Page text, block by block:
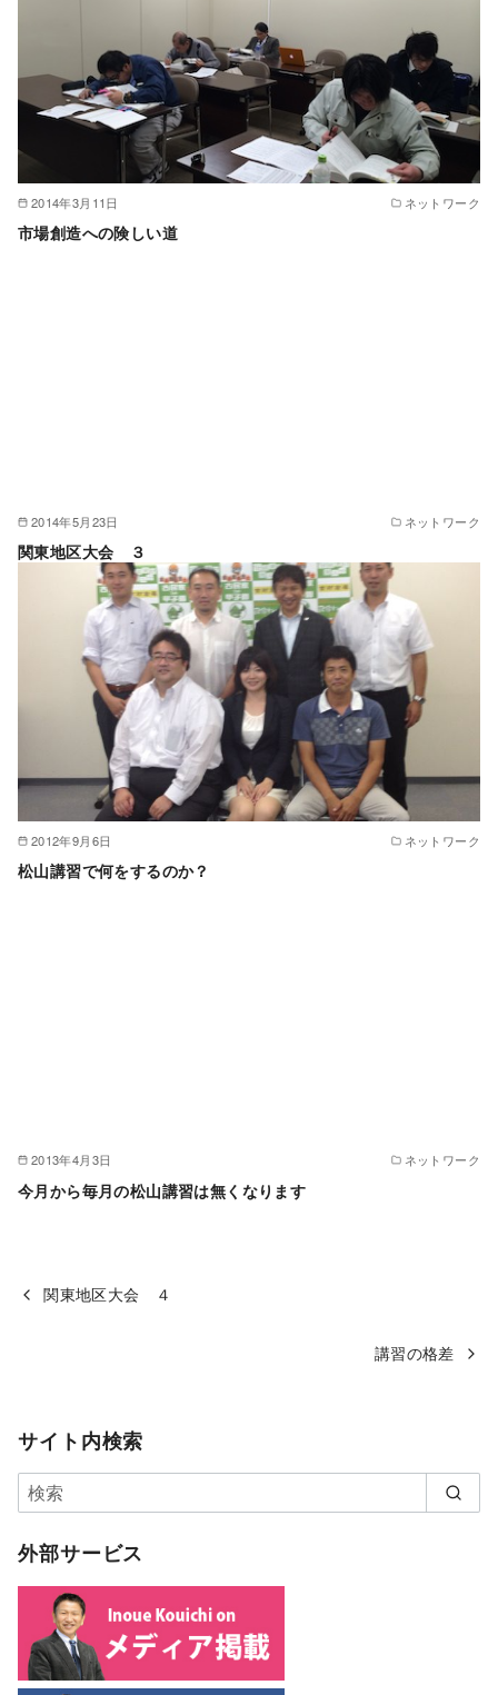
2014年3月11日 ネットワーク
市場創造への険しい道
2014年5月23日 ネットワーク
関東地区大会 ３
2012年9月6日 ネットワーク
松山講習で何をするのか？
2013年4月3日 ネットワーク
今月から毎月の松山講習は無くなります
関東地区大会 ４
講習の格差
サイト内検索
外部サービス